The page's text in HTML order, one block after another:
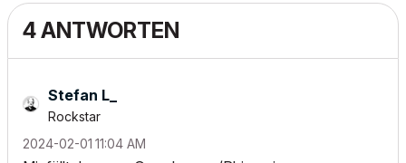
4 ANTWORTEN
Stefan L_
Rockstar
‎2024-02-01 11:04 AM